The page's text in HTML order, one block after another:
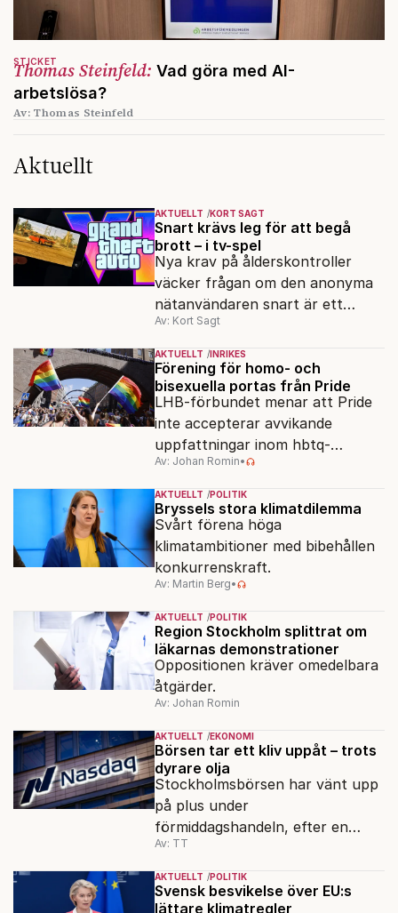
Thomas Steinfeld: Vad göra med AI-
arbetslösa?
STICKET
Av: Thomas Steinfeld
Aktuellt
AKTUELLT KORT SAGT
Snart krävs leg för att begå
brott – i tv-spel
Nya krav på ålderskontroller
väcker frågan om den anonyma
nätanvändaren snart är ett
minne blott.
Av: Kort Sagt
AKTUELLT INRIKES
Förening för homo- och
bisexuella portas från Pride
LHB-förbundet menar att Pride
inte accepterar avvikande
uppfattningar inom hbtq-
rörelsen. "Vi har inga problem
med transpersoner", säger
ordföranden Linn Saarinen.
Av: Johan Romin•
AKTUELLT POLITIK
Bryssels stora klimatdilemma
Svårt förena höga
klimatambitioner med bibehållen
konkurrenskraft.
Av: Martin Berg•
AKTUELLT POLITIK
Region Stockholm splittrat om
läkarnas demonstrationer
Oppositionen kräver omedelbara
åtgärder.
Av: Johan Romin
AKTUELLT EKONOMI
Börsen tar ett kliv uppåt – trots
dyrare olja
Stockholmsbörsen har vänt upp
på plus under
förmiddagshandeln, efter en
inledning nedåt – trots ett högre
oljepris och AI-oro.
Av: TT
AKTUELLT POLITIK
Svensk besvikelse över EU:s
lättare klimatregler